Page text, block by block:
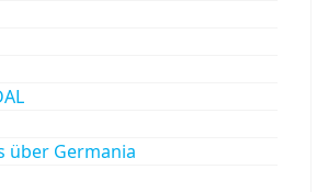
über Germania